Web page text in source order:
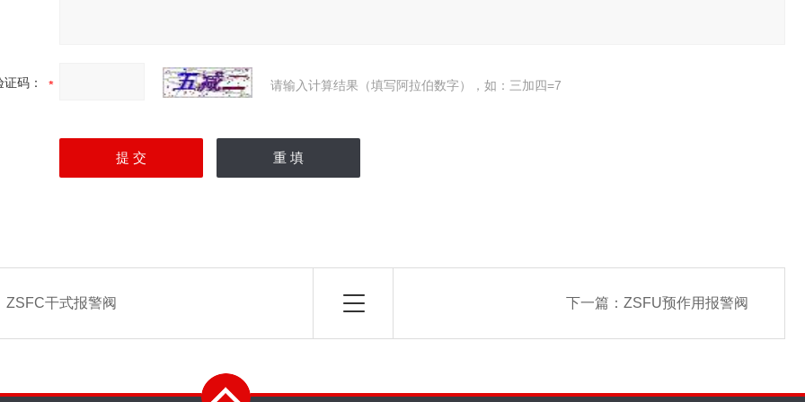
证码： 请输入计算结果（填写阿拉伯数字），如：三加四=7
ZSFC干式报警阀 下一篇： ZSFU预作用报警阀